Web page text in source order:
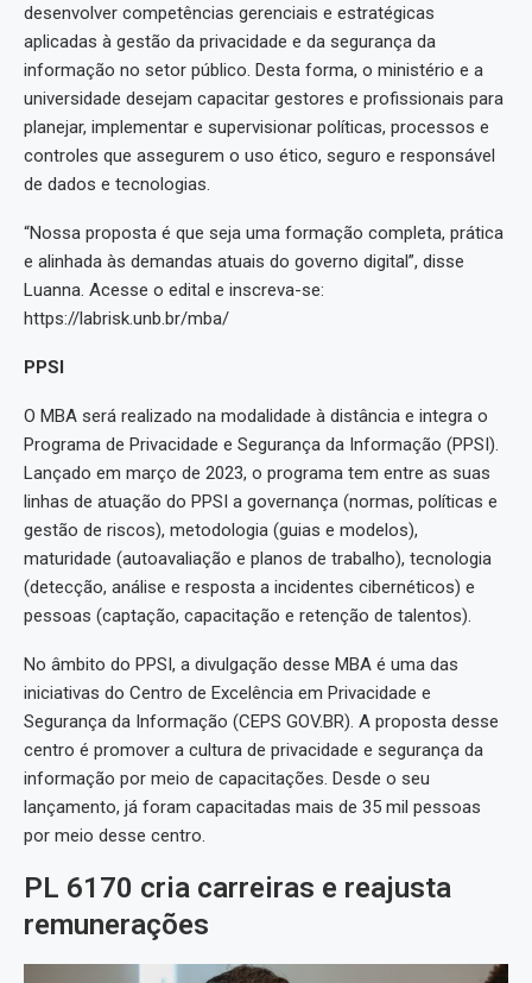
desenvolver competências gerenciais e estratégicas
aplicadas à gestão da privacidade e da segurança da
informação no setor público. Desta forma, o ministério e a
universidade desejam capacitar gestores e profissionais para
planejar, implementar e supervisionar políticas, processos e
controles que assegurem o uso ético, seguro e responsável
de dados e tecnologias.
“Nossa proposta é que seja uma formação completa, prática
e alinhada às demandas atuais do governo digital”, disse
Luanna. Acesse o edital e inscreva-se:
https://labrisk.unb.br/mba/
PPSI
O MBA será realizado na modalidade à distância e integra o
Programa de Privacidade e Segurança da Informação (PPSI).
Lançado em março de 2023, o programa tem entre as suas
linhas de atuação do PPSI a governança (normas, políticas e
gestão de riscos), metodologia (guias e modelos),
maturidade (autoavaliação e planos de trabalho), tecnologia
(detecção, análise e resposta a incidentes cibernéticos) e
pessoas (captação, capacitação e retenção de talentos).
No âmbito do PPSI, a divulgação desse MBA é uma das
iniciativas do Centro de Excelência em Privacidade e
Segurança da Informação (CEPS GOV.BR). A proposta desse
centro é promover a cultura de privacidade e segurança da
informação por meio de capacitações. Desde o seu
lançamento, já foram capacitadas mais de 35 mil pessoas
por meio desse centro.
PL 6170 cria carreiras e reajusta
remunerações